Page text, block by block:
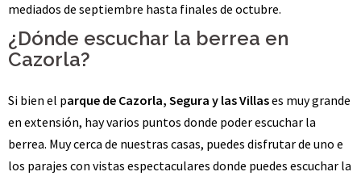
mediados de septiembre hasta finales de octubre.
¿Dónde escuchar la berrea en
Cazorla?
Si bien el parque de Cazorla, Segura y las Villases muy grande
en extensión, hay varios puntos donde poder escuchar la
berrea. Muy cerca de nuestras casas, puedes disfrutar de uno e
los parajes con vistas espectaculares donde puedes escuchar la